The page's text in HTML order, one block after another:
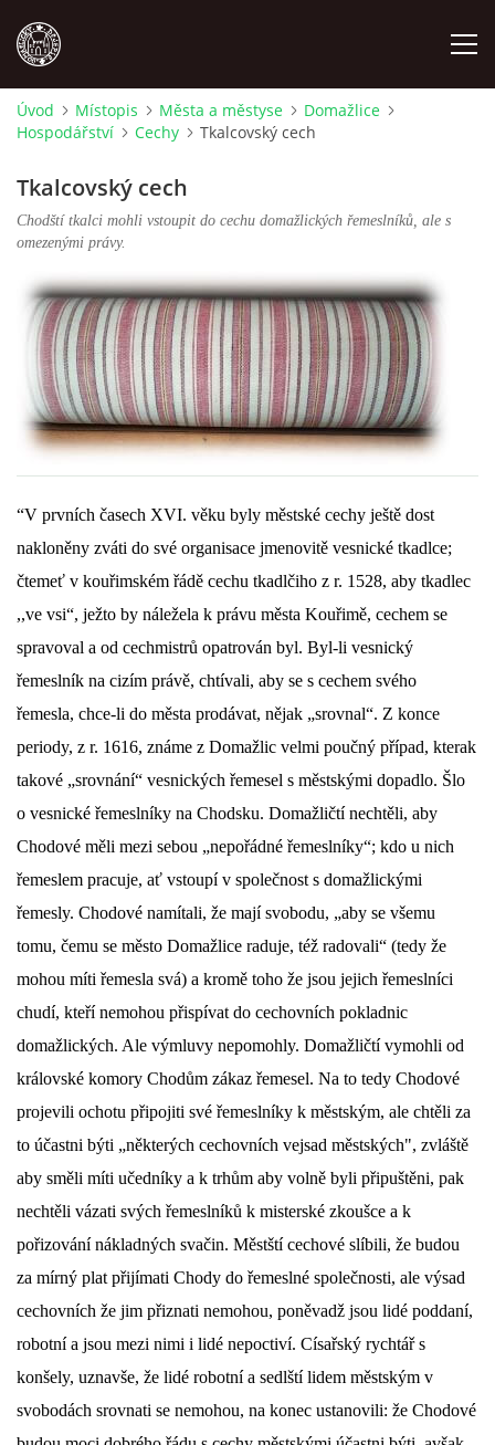
MÍSTOPIS
NÁRODOPIS
OSTATNÍ
ODKAZY
O NÁS
DŮL NA SLÍDU (NA KOLE)
Kontakt:
tel. 773 916 275
info@domdej.cz
--------------------------------------------------------------
Tento projekt je realizován za finanční podpory
města Domažlice.
© 2026 eStránky.cz | Aktualizováno: 17. 7. 2026 Nahoru ↑
Úvod Místopis Města a městyse
Domažlice
Hospodářství
Cechy Tkalcovský cech
Tkalcovský cech
Chodští tkalci mohli vstoupit do cechu domažlických řemeslníků, ale s
omezenými právy.
“V prvních časech XVI. věku byly městské cechy ještě dost
nakloněny zváti do své organisace jmenovitě vesnické tkadlce;
čtemeť v kouřimském řádě cechu tkadlčiho z r. 1528, aby tkadlec
,,ve vsi“, ježto by náležela k právu města Kouřimě, cechem se
spravoval a od cechmistrů opatrován byl. Byl-li vesnický
řemeslník na cizím právě, chtívali, aby se s cechem svého
řemesla, chce-li do města prodávat, nějak „srovnal“. Z konce
periody, z r. 1616, známe z Domažlic velmi poučný případ, kterak
takové „srovnání“ vesnických řemesel s městskými dopadlo. Šlo
o vesnické řemeslníky na Chodsku. Domažličtí nechtěli, aby
Chodové měli mezi sebou „nepořádné řemeslníky“; kdo u nich
řemeslem pracuje, ať vstoupí v společnost s domažlickými
řemesly. Chodové namítali, že mají svobodu, „aby se všemu
tomu, čemu se město Domažlice raduje, též radovali“ (tedy že
mohou míti řemesla svá) a kromě toho že jsou jejich řemeslníci
chudí, kteří nemohou přispívat do cechovních pokladnic
domažlických. Ale výmluvy nepomohly. Domažličtí vymohli od
královské komory Chodům zákaz řemesel. Na to tedy Chodové
projevili ochotu připojiti své řemeslníky k městským, ale chtěli za
to účastni býti „některých cechovních vejsad městských", zvláště
aby směli míti učedníky а k trhům aby volně byli připuštěni, pak
nechtěli vázati svých řemeslníků k misterské zkoušce а k
pořizování nákladných svačin. Městští cechové slíbili, že budou
za mírný plat přijímati Chody do řemeslné společnosti, ale výsad
cechovních že jim přiznati nemohou, poněvadž jsou lidé poddaní,
robotní a jsou mezi nimi i lidé nepoctiví. Císařský rychtář s
konšely, uznavše, že lidé robotní a sedlští lidem městským v
svobodách srovnati se nemohou, na konec ustanovili: že Chodové